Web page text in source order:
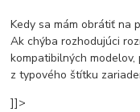
Kedy sa mám obrátiť na
Ak chýba rozhodujúci
kompatibilných
z typového štítku
]]>